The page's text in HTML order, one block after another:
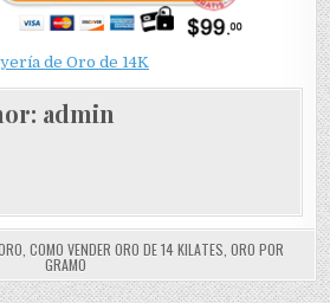
de Oro de 14K
admin
COMO VENDER ORO DE 14 KILATES ORO POR
GRAMO